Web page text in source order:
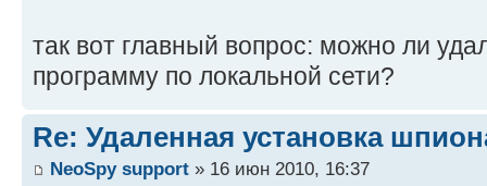
так вот главный вопрос: можно ли
программу по локальной сети?
Re: Удаленная установка
NeoSpy support » 16 июн 2010, 16:37